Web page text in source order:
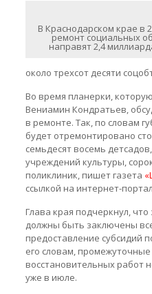
В Краснодарском крае в
ремонт социальных
направят 2,4
около трехсот десяти
Во время планерки,
Вениамин Кондратьев,
в ремонте. Так, по словам
будет отремонтировано
семьдесят восемь
учреждений культуры,
поликлиник, пишет газета
ссылкой на интернет-портал
Глава края подчеркнул,
должны быть заключены
предоставление субсидий
его словам,
восстановительных работ
уже в июле.